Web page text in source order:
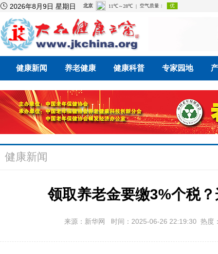
 2026年8月9日 星期日
健康新闻 养老健康 健康科普 专家园地
健康新闻
领取养老金要缴3%个税
来源：新华网 时间：2025-06-26 22:19:30 热度